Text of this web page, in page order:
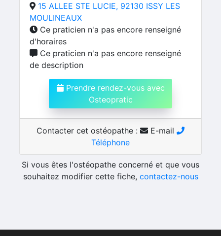
15 ALLEE STE LUCIE, 92130 ISSY LES
MOULINEAUX
Ce praticien n'a pas encore renseigné
d'horaires
Ce praticien n'a pas encore renseigné
de description
Prendre rendez-vous avec
Osteopratic
Contacter cet ostéopathe :
E-mail
Téléphone
Si vous êtes l'ostéopathe concerné et que vous
souhaitez modifier cette fiche, contactez-nous